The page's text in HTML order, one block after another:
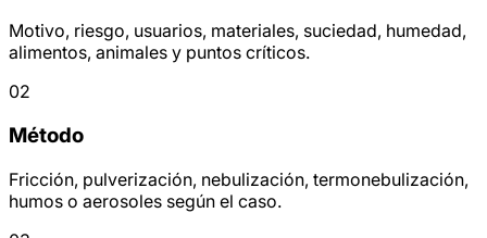
Motivo, riesgo, usuarios, materiales, suciedad, humedad,
alimentos, animales y puntos críticos.
02
Método
Fricción, pulverización, nebulización, termonebulización,
humos o aerosoles según el caso.